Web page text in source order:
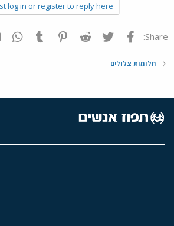
log in or register to reply here.
Share: פייסבוק Twitter
Reddit
Pinterest
Tumblr
חלומות צלולים